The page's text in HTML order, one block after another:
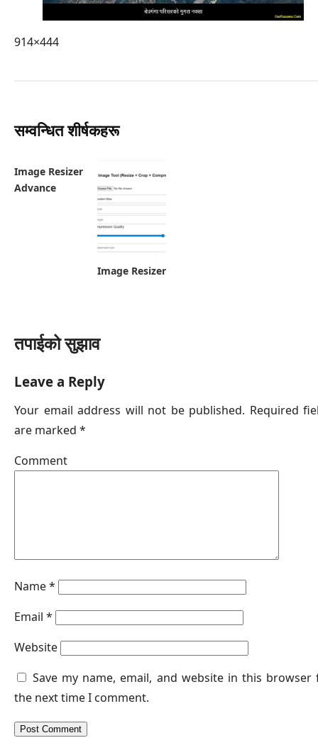
914×444
सम्वन्धित शीर्षकहरू
Image Resizer
Advance
Image Resizer
तपाईको सुझाव
Leave a Reply
Your email address will not be published. Required
are marked *
Name*
Email *
Website
Save my name, email, and website in this browser
the next time I comment.